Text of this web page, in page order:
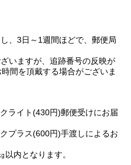
、3日～1週間ほどで、郵便局
いますが、追跡番号の反映が
間を頂戴する場合がございま
ライト(430円)郵便受けにお届
プラス(600円)手渡しによるお
内となります。